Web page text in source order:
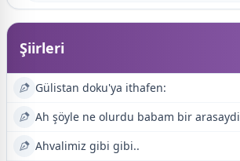
Şiirleri
Gülistan doku'ya ithafen:
Ah şöyle ne olurdu babam bir arasaydi
Ahvalimiz gibi gibi..